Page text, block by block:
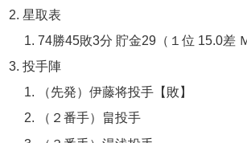
星取表
74勝45敗3分 貯金29（１位 15.0差
投手陣
（先発）伊藤将投手【敗】
（２番手）畠投手